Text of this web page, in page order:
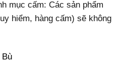
mục cấm: Các sản phẩm
hiểm, hàng cấm) sẽ không